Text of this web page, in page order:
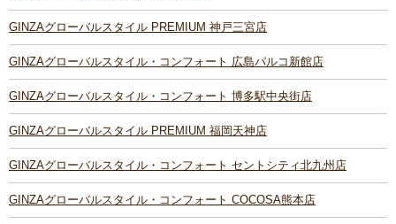
GINZAグローバルスタイル PREMIUM 神戸三宮店
GINZAグローバルスタイル・コンフォート 広島パルコ新館店
GINZAグローバルスタイル・コンフォート 博多駅中央街店
GINZAグローバルスタイル PREMIUM 福岡天神店
GINZAグローバルスタイル・コンフォート セントシティ北九州店
GINZAグローバルスタイル・コンフォート COCOSA熊本店